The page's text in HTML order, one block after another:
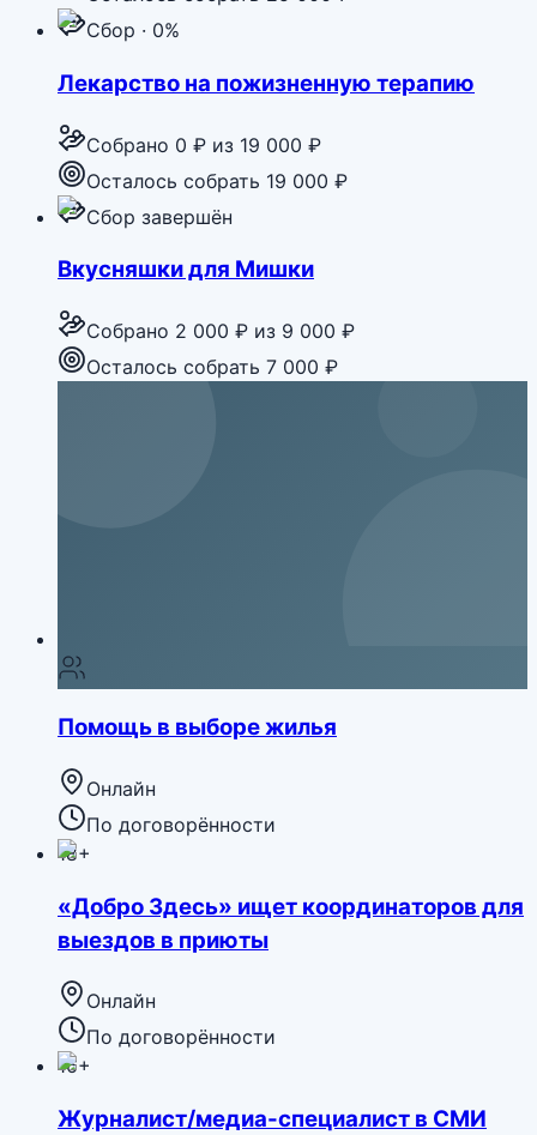
Сбор · 0%
Лекарство на пожизненную терапию
Собрано 0 ₽ из 19 000 ₽
Осталось собрать 19 000 ₽
Сбор завершён
Вкусняшки для Мишки
Собрано 2 000 ₽ из 9 000 ₽
Осталось собрать 7 000 ₽
Помощь в выборе жилья
Онлайн
По договорённости
18+
«Добро Здесь» ищет координаторов для
выездов в приюты
Онлайн
По договорённости
16+
Журналист/медиа-специалист в СМИ